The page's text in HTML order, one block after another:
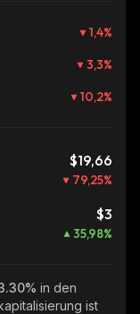
1,4%
3,3%
10,2%
$19,66
79,25%
$3
35,98%
in den
ist